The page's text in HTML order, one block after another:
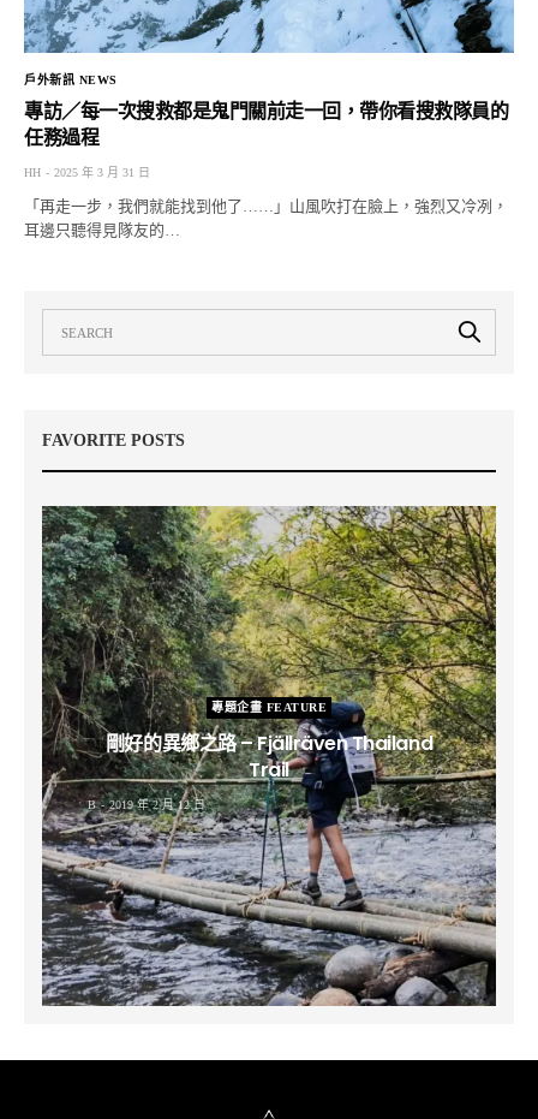
戶外新訊 NEWS
專訪／每一次搜救都是鬼門關前走一回，帶你看搜救隊員的
任務過程
HH 2025 年 3 月 31 日
「再走一步，我們就能找到他了……」山風吹打在臉上，強烈又冷冽，
耳邊只聽得見隊友的…
FAVORITE POSTS
專題企畫 FEATURE
剛好的異鄉之路 – Fjällräven Thailand
Trail
B 2019 年 2 月 12 日